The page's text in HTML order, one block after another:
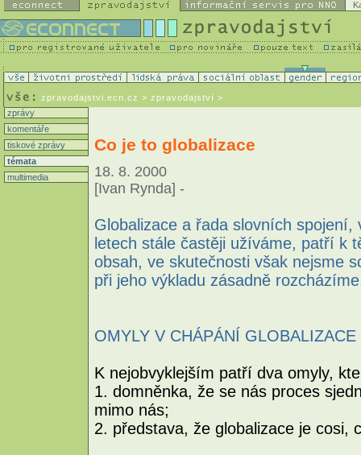
zpravodajstvi.ecn.cz > zpravodajství >
zprávy
komentáře
tiskové zprávy
témata
multimedia
Co je to globalizace
18. 8. 2000
[Ivan Rynda] -
Globalizace a řada slovních spojení,
letech stále častěji užíváme, patří k
obsah, ve skutečnosti však nejsme
při jeho výkladu zásadně
OMYLY V CHÁPÁNÍ GLOBALIZACE
K nejobvyklejším patří dva omyly,
1. domněnka, že se nás proces
mimo nás;
2. představa, že globalizace je cosi,